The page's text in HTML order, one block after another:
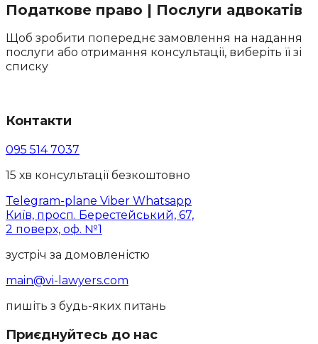
Податкове право | Послуги адвокатiв
Щоб зробити попереднє замовлення на надання
послуги або отримання консультації, виберіть її зі
списку
Контакти
095 514 7037
15 хв консультації безкоштовно
Telegram-plane Viber Whatsapp
Київ, просп. Берестейський, 67,
2 поверх, оф. №1
зустріч за домовленістю
main@vi-lawyers.com
пишіть з будь-яких питань
Приєднуйтесь до нас